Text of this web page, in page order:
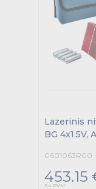
Lazerinis
BG 4x1.5V,
0601063R00
453.15
Su PVM